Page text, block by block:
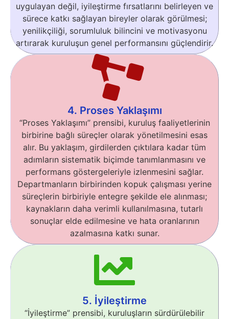
uygulayan değil, iyileştirme fırsatlarını belirleyen ve
sürece katkı sağlayan bireyler olarak görülmesi;
yenilikçiliği, sorumluluk bilincini ve motivasyonu
artırarak kuruluşun genel performansını güçlendirir.
4. Proses Yaklaşımı
“Proses Yaklaşımı” prensibi, kuruluş faaliyetlerinin
birbirine bağlı süreçler olarak yönetilmesini esas
alır. Bu yaklaşım, girdilerden çıktılara kadar tüm
adımların sistematik biçimde tanımlanmasını ve
performans göstergeleriyle izlenmesini sağlar.
Departmanların birbirinden kopuk çalışması yerine
süreçlerin birbiriyle entegre şekilde ele alınması;
kaynakların daha verimli kullanılmasına, tutarlı
sonuçlar elde edilmesine ve hata oranlarının
azalmasına katkı sunar.
5. İyileştirme
“İyileştirme” prensibi, kuruluşların sürdürülebilir